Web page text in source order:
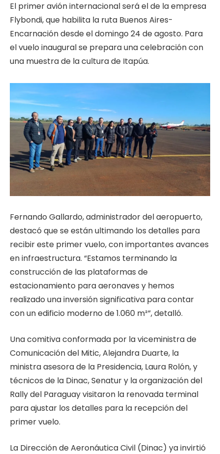
El primer avión internacional será el de la empresa
Flybondi, que habilita la ruta Buenos Aires-
Encarnación desde el domingo 24 de agosto. Para
el vuelo inaugural se prepara una celebración con
una muestra de la cultura de Itapúa.
Fernando Gallardo, administrador del aeropuerto,
destacó que se están ultimando los detalles para
recibir este primer vuelo, con importantes avances
en infraestructura. “Estamos terminando la
construcción de las plataformas de
estacionamiento para aeronaves y hemos
realizado una inversión significativa para contar
con un edificio moderno de 1.060 m²”, detalló.
Una comitiva conformada por la viceministra de
Comunicación del Mitic, Alejandra Duarte, la
ministra asesora de la Presidencia, Laura Rolón, y
técnicos de la Dinac, Senatur y la organización del
Rally del Paraguay visitaron la renovada terminal
para ajustar los detalles para la recepción del
primer vuelo.
La Dirección de Aeronáutica Civil (Dinac) ya invirtió